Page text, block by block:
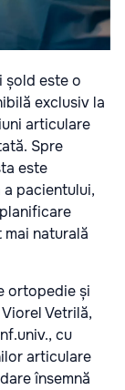
șold este o
exclusiv la
articulare
Spre
este
pacientului,
naturală
ortopedie și
Vetrilă,
cu
articulare
însemnă